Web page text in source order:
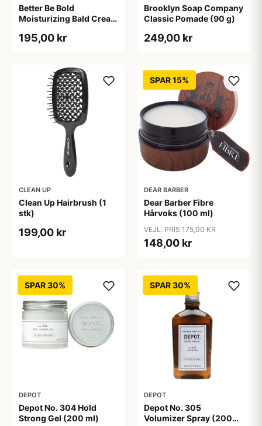
Better Be Bold
Moisturizing Bald Cream
195,00 kr
Brooklyn Soap Company
Classic Pomade (90 g)
249,00 kr
CLEAN UP
Clean Up Hairbrush (1
stk)
199,00 kr
SPAR 15%
DEAR BARBER
Dear Barber Fibre
Hårvoks (100 ml)
VEJL. PRIS 175,00 KR
148,00 kr
SPAR 30%
DEPOT
Depot No. 304 Hold
Strong Gel (200 ml)
SPAR 30%
DEPOT
Depot No. 305
Volumizer Spray (200